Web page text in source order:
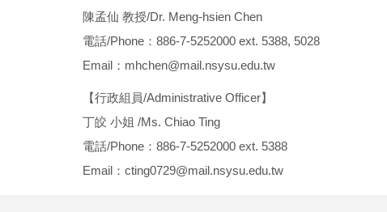
陳孟仙 教授/Dr. Meng-hsien Chen
電話/Phone：886-7-5252000 ext. 5388, 5028
Email：mhchen@mail.nsysu.edu.tw
【行政組員/Administrative Officer】
丁皎 小姐 /Ms. Chiao Ting
電話/Phone：886-7-5252000 ext. 5388
Email：cting0729@mail.nsysu.edu.tw